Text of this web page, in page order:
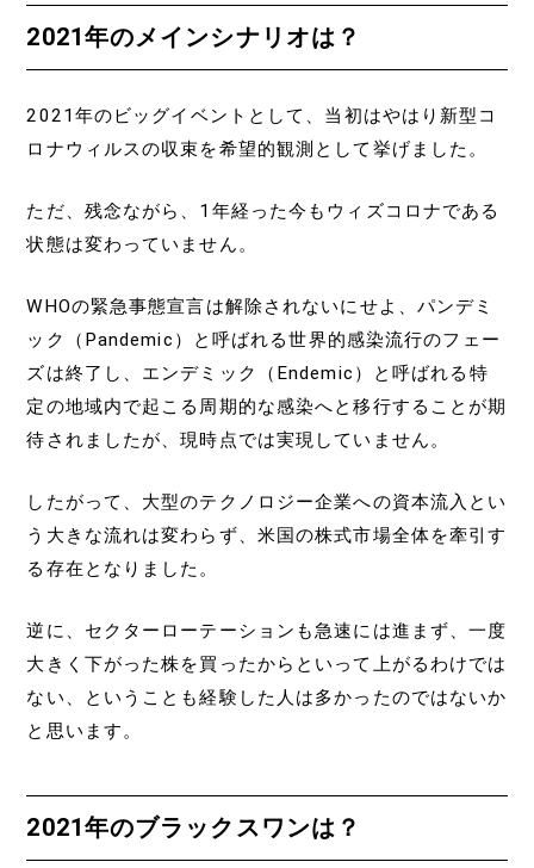
2021年のメインシナリオは？
2021年のビッグイベントとして、当初はやはり新型コ
ロナウィルスの収束を希望的観測として挙げました。
ただ、残念ながら、1年経った今もウィズコロナである
状態は変わっていません。
WHOの緊急事態宣言は解除されないにせよ、パンデミ
ック（Pandemic）と呼ばれる世界的感染流行のフェー
ズは終了し、エンデミック（Endemic）と呼ばれる特
定の地域内で起こる周期的な感染へと移行することが期
待されましたが、現時点では実現していません。
したがって、大型のテクノロジー企業への資本流入とい
う大きな流れは変わらず、米国の株式市場全体を牽引す
る存在となりました。
逆に、セクターローテーションも急速には進まず、一度
大きく下がった株を買ったからといって上がるわけでは
ない、ということも経験した人は多かったのではないか
と思います。
2021年のブラックスワンは？